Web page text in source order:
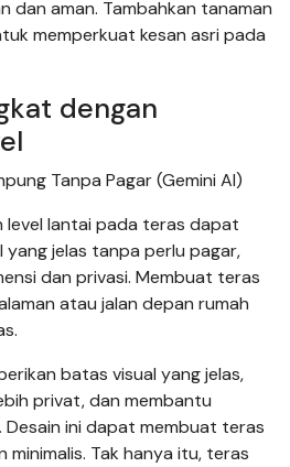
dan aman. Tambahkan tanaman
memperkuat kesan asri pada
dengan
Tanpa Pagar (Gemini AI)
lantai pada teras dapat
jelas tanpa perlu pagar,
dan privasi. Membuat teras
atau jalan depan rumah
batas visual yang jelas,
privat, dan membantu
Desain ini dapat membuat teras
Tak hanya itu, teras